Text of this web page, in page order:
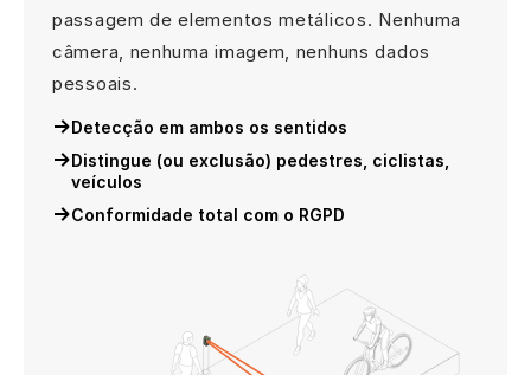
passagem de elementos metálicos. Nenhuma
câmera, nenhuma imagem, nenhuns dados
pessoais.
Detecção em ambos os sentidos
Distingue (ou exclusão) pedestres, ciclistas,
veículos
Conformidade total com o RGPD